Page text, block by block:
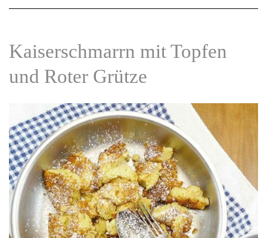
Navigation
Kaiserschmarrn mit Topfen
und Roter Grütze